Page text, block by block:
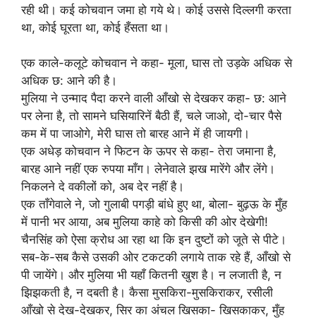
रही थी। कई कोचवान जमा हो गये थे। कोई उससे दिल्लगी करता
था, कोई घूरता था, कोई हँसता था।
एक काले-कलूटे कोचवान ने कहा- मूला, घास तो उड़के अधिक से
अधिक छ: आने की है।
मुलिया ने उन्माद पैदा करने वाली आँखो से देखकर कहा- छ: आने
पर लेना है, तो सामने घसियारिनें बैठी हैं, चले जाओ, दो-चार पैसे
कम में पा जाओगे, मेरी घास तो बारह आने में ही जायगी।
एक अधेड़ कोचवान ने फिटन के ऊपर से कहा- तेरा जमाना है,
बारह आने नहीं एक रुपया माँग। लेनेवाले झख मारेंगे और लेंगे।
निकलने दे वकीलों को, अब देर नहीं है।
एक ताँगेवाले ने, जो गुलाबी पगड़ी बांधे हुए था, बोला- बुढ़ऊ के मुँह
में पानी भर आया, अब मुलिया काहे को किसी की ओर देखेगी!
चैनसिंह को ऐसा क्रोध आ रहा था कि इन दुष्टों को जूते से पीटे।
सब-के-सब कैसे उसकी ओर टकटकी लगाये ताक रहे हैं, आँखो से
पी जायेंगे। और मुलिया भी यहाँ कितनी खुश है। न लजाती है, न
झिझकती है, न दबती है। कैसा मुसकिरा-मुसकिराकर, रसीली
आँखो से देख-देखकर, सिर का अंचल खिसका- खिसकाकर, मुँह